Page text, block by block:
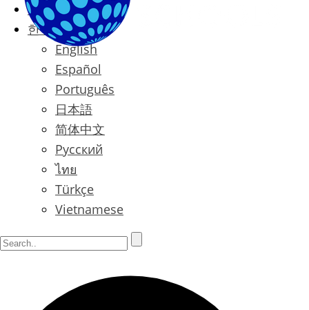
Contact
한국어
English
Español
Português
日本語
简体中文
Русский
ไทย
Türkçe
Vietnamese